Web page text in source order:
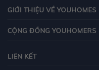
GIỚI THIỆU VỀ YOUHOMES
CỘNG ĐỒNG YOUHOMERS
LIÊN KẾT